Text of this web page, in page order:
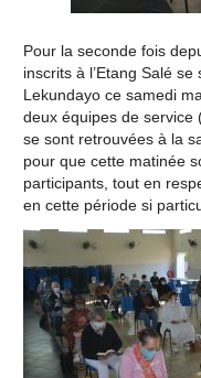
Pour la seconde fois
inscrits à l’Etang Salé
Lekundayo ce samedi
deux équipes de service
se sont retrouvées à la
pour que cette matinée
participants, tout en
en cette période si